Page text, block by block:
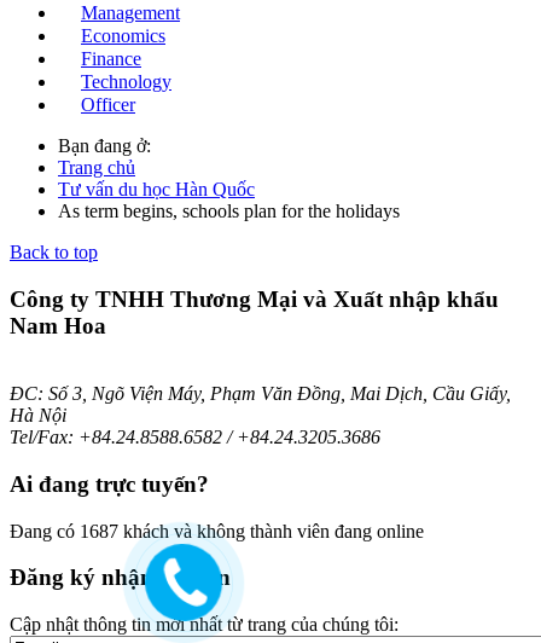
Management
Economics
Finance
Technology
Officer
Bạn đang ở:
Trang chủ
Tư vấn du học Hàn Quốc
As term begins, schools plan for the holidays
Back to top
Công ty TNHH Thương Mại và Xuất nhập khẩu
Nam Hoa
ĐC: Số 3, Ngõ Viện Máy, Phạm Văn Đồng, Mai Dịch, Cầu Giấy,
Hà Nội
Tel/Fax: +84.24.8588.6582 / +84.24.3205.3686
Ai đang trực tuyến?
Đang có 1687 khách và không thành viên đang online
Đăng ký nhận bản tin
Cập nhật thông tin mới nhất từ trang của chúng tôi: